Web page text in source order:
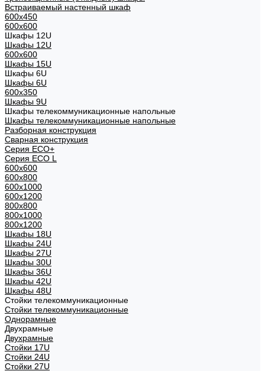
Встраиваемый настенный шкаф
600x450
600x600
Шкафы 12U
Шкафы 12U
600x600
Шкафы 15U
Шкафы 6U
Шкафы 6U
600x350
Шкафы 9U
Шкафы телекоммуникационные напольные
Шкафы телекоммуникационные напольные
Разборная конструкция
Сварная конструкция
Серия ECO+
Серия ECO L
600x600
600x800
600х1000
600х1200
800x800
800х1000
800х1200
Шкафы 18U
Шкафы 24U
Шкафы 27U
Шкафы 30U
Шкафы 36U
Шкафы 42U
Шкафы 48U
Стойки телекоммуникационные
Стойки телекоммуникационные
Однорамные
Двухрамные
Двухрамные
Стойки 17U
Стойки 24U
Стойки 27U